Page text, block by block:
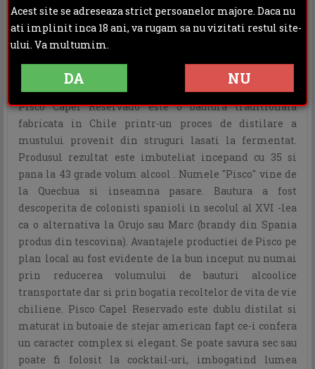
Rating:
DESCRIERE
OPINII (0)
Pisco Capel Reservado este o bautura traditionala
fabricata in Chile printr-un proces de distilare a
mustului provenit din struguri lasati la fermentat.
Produsul rezultat este imbuteliat incepand cu 35 si
pana la 43 grade volum alcool . Numele "Pisco" vine de
la Quechua si inseamna pasare. Bautura a fost
descoperita de colonisti spanioli in secolul al XVI -lea
ca o alternativa la Orujo sau Marc (brandy din Spania
produs din tescovina). Avantajele productiei de Pisco pe
plan local au fost evidente de la bun inceput nu numai
prin reducerea volumului de bauturi alcoolice
transportate dar si prin bogatia recoltelor de vita de vie
chiliene. Pisco Capel Reservado este dublu distilat si
maturat in butoaie de stejar american fapt ce-i confera
un caracter complex si elegant. Se poate savura sec sau
poate fi folosit la cocktail-uri, imbogatind lumea
Acest site se adreseaza strict persoanelor majore. Daca nu
ati implinit inca 18 ani, va rugam sa nu vizitati restul site-
ului. Va multumim.
DA NU